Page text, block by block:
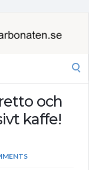
och
kaffe!